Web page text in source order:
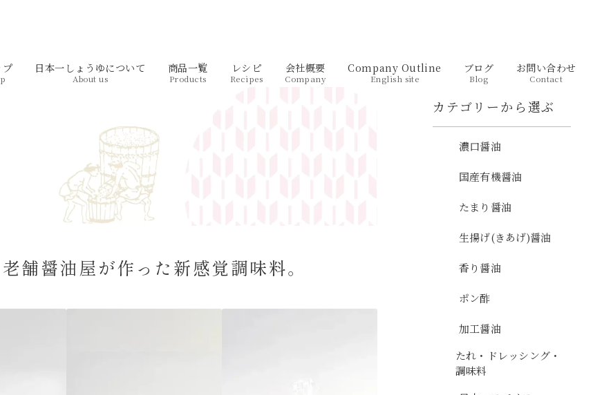
プ 日本一しょうゆについて
About us
商品一覧
Products
レシピ
Recipes
会社概要
Company
Company Outline
English site
ブログ
Blog
お問い合わせ
Contact
舗醤油屋が作った新感覚調味料。
カテゴリーから選ぶ
濃口醤油
国産有機醤油
たまり醤油
生揚げ(きあげ)醤油
香り醤油
ポン酢
加工醤油
たれ・ドレッシング・
調味料